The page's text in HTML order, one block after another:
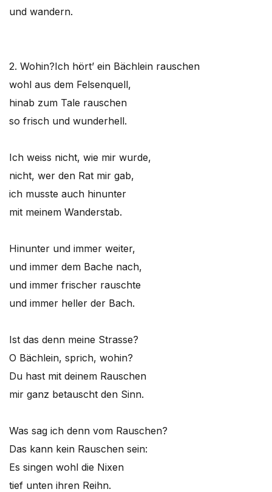
und wandern.
2. Wohin?Ich hört’ ein Bächlein rauschen
wohl aus dem Felsenquell,
hinab zum Tale rauschen
so frisch und wunderhell.
Ich weiss nicht, wie mir wurde,
nicht, wer den Rat mir gab,
ich musste auch hinunter
mit meinem Wanderstab.
Hinunter und immer weiter,
und immer dem Bache nach,
und immer frischer rauschte
und immer heller der Bach.
Ist das denn meine Strasse?
O Bächlein, sprich, wohin?
Du hast mit deinem Rauschen
mir ganz betauscht den Sinn.
Was sag ich denn vom Rauschen?
Das kann kein Rauschen sein:
Es singen wohl die Nixen
tief unten ihren Reihn.